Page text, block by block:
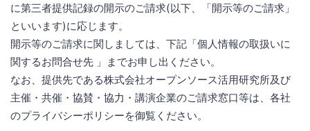
に第三者提供記録の開示のご請求(以下、「開示等のご請求」
といいます)に応じます。
開示等のご請求に関しましては、下記「個人情報の取扱いに
関するお問合せ先 」までお申し出ください。
なお、提供先である株式会社オープンソース活用研究所及び
主催・共催・協賛・協力・講演企業のご請求窓口等は、各社
のプライバシーポリシーを御覧ください。